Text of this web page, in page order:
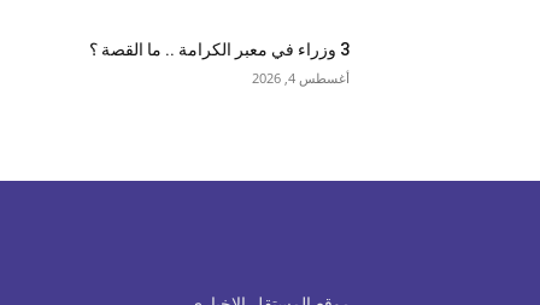
3 وزراء في معبر الكرامة .. ما القصة ؟
أغسطس 4, 2026